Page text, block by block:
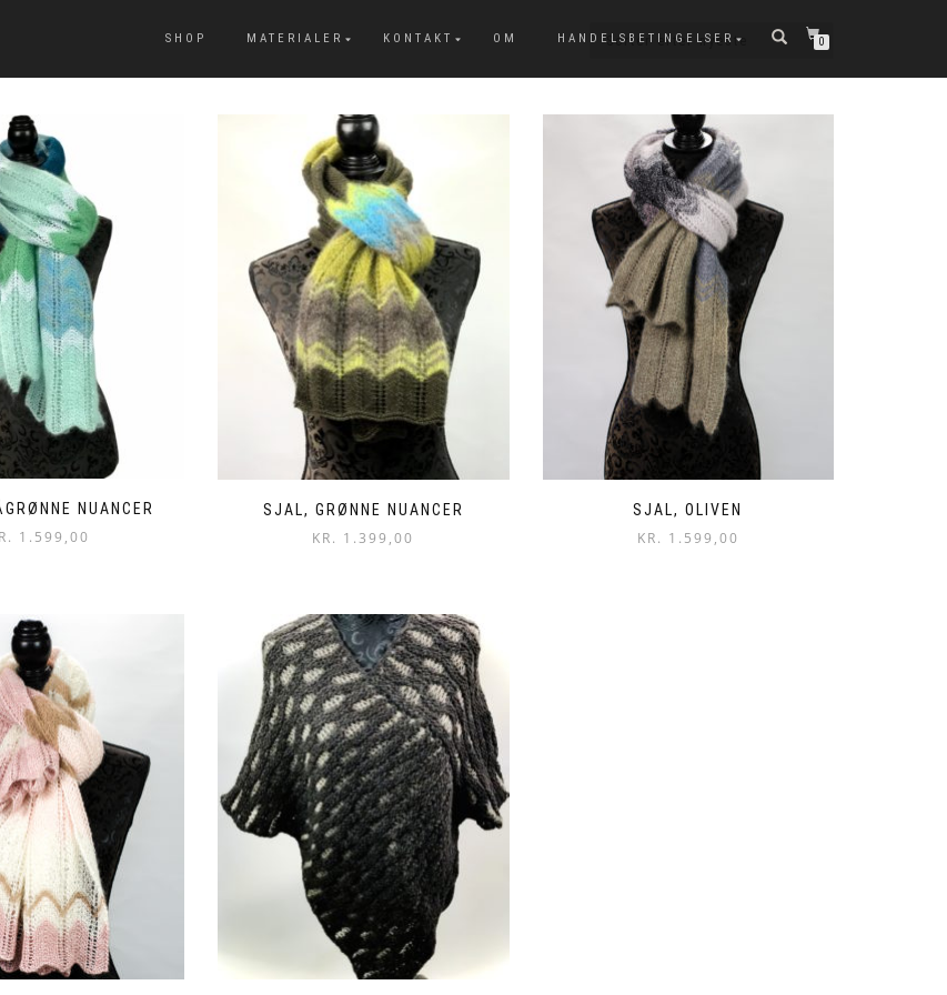
SHOP MATERIALER KONTAKT OM HANDELSBETINGELSER 0
NUANCER
1.599,00
SJAL, GRØNNE NUANCER
KR. 1.399,00
SJAL, OLIVEN
KR. 1.599,00